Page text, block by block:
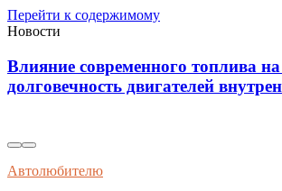
Перейти к содержимому
Новости
Диагностика износостойкости
колодок через вибрационные и
Автолюбителю